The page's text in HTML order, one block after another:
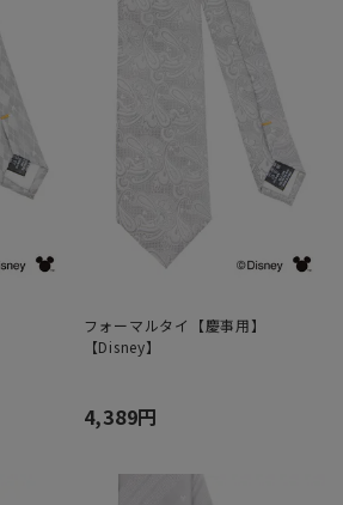
フォーマルタイ【慶事用】
【Disney】
4,389円